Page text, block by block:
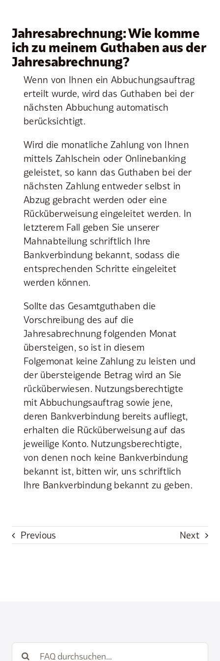
Jahresabrechnung: Wie komme
ich zu meinem Guthaben aus der
Jahresabrechnung?
Wenn von Ihnen ein Abbuchungsauftrag
erteilt wurde, wird das Guthaben bei der
nächsten Abbuchung automatisch
berücksichtigt.
Wird die monatliche Zahlung von Ihnen
mittels Zahlschein oder Onlinebanking
geleistet, so kann das Guthaben bei der
nächsten Zahlung entweder selbst in
Abzug gebracht werden oder eine
Rücküberweisung eingeleitet werden. In
letzterem Fall geben Sie unserer
Mahnabteilung schriftlich Ihre
Bankverbindung bekannt, sodass die
entsprechenden Schritte eingeleitet
werden können.
Sollte das Gesamtguthaben die
Vorschreibung des auf die
Jahresabrechnung folgenden Monat
übersteigen, so ist in diesem
Folgemonat keine Zahlung zu leisten und
der übersteigende Betrag wird an Sie
rücküberwiesen. Nutzungsberechtigte
mit Abbuchungsauftrag sowie jene,
deren Bankverbindung bereits aufliegt,
erhalten die Rücküberweisung auf das
jeweilige Konto. Nutzungsberechtigte,
von denen noch keine Bankverbindung
bekannt ist, bitten wir, uns schriftlich
Ihre Bankverbindung bekannt zu geben.
Previous Next